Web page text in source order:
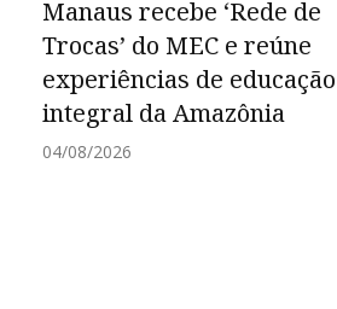
Manaus recebe ‘Rede de
Trocas’ do MEC e reúne
experiências de educação
integral da Amazônia
04/08/2026